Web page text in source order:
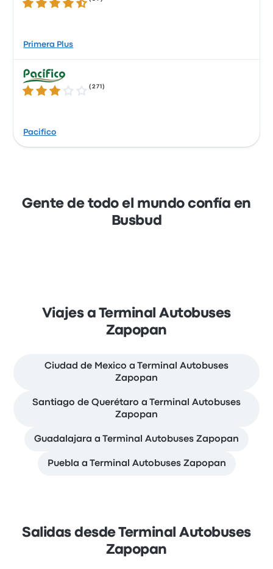
4.3 sobre 5 estrellas
Primera Plus
2.8 sobre 5 estrellas
(271 )
Pacifico
Gente de todo el mundo confía en
Busbud
Viajes a Terminal Autobuses
Zapopan
Ciudad de Mexico a Terminal Autobuses
Zapopan
Santiago de Querétaro a Terminal Autobuses
Zapopan
Guadalajara a Terminal Autobuses Zapopan
Puebla a Terminal Autobuses Zapopan
Salidas desde Terminal Autobuses
Zapopan